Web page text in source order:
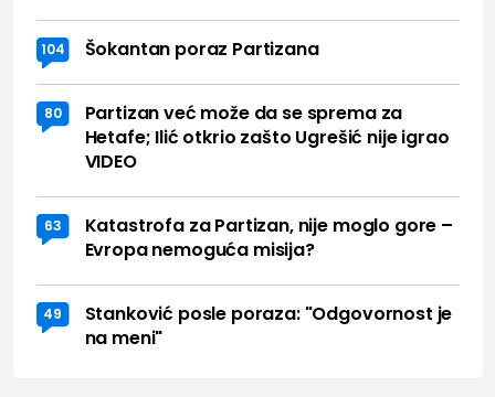
104 Šokantan poraz Partizana
80
Partizan već može da se sprema za
Hetafe; Ilić otkrio zašto Ugrešić nije igrao
VIDEO
63
Katastrofa za Partizan, nije moglo gore –
Evropa nemoguća misija?
49
Stanković posle poraza: "Odgovornost je
na meni"